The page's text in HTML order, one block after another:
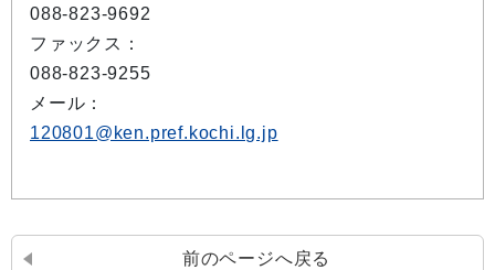
088-823-9692
ファックス：
088-823-9255
メール：
120801@ken.pref.kochi.lg.jp
前のページへ戻る